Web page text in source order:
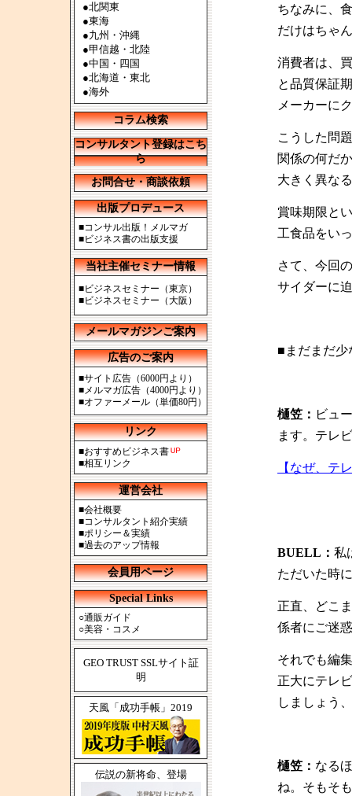
●北関東
●東海
●九州・沖縄
●甲信越・北陸
●中国・四国
●北海道・東北
●海外
コラム検索
コンサルタント登録はこち
ら
お問合せ・商談依頼
出版プロデュース
■コンサル出版！メルマガ
■ビジネス書の出版支援
当社主催セミナー情報
■ビジネスセミナー（東京）
■ビジネスセミナー（大阪）
メールマガジンご案内
広告のご案内
■サイト広告（6000円より）
■メルマガ広告（4000円より）
■オファーメール（単価80円）
リンク
■おすすめビジネス書
■相互リンク
運営会社
■会社概要
■コンサルタント紹介実績
■ポリシー＆実績
■過去のアップ情報
会員用ページ
Special Links
○通販ガイド
○美容・コスメ
GEO TRUST SSLサイト証
明
天風「成功手帳」2019
伝説の新将命、登場
ちなみに、
だけはちゃ
消費者は、
と品質保証
メーカーに
こうした問
関係の何だ
大きく異な
賞味期限と
工食品をい
さて、今回
サイダーに
■まだまだ少
樋笠： ビュ
ます。テレ
【なぜ、テ
BUELL： 私
ただいた時
正直、どこ
係者にご迷
それでも編
正大にテレ
しましょう
樋笠： なる
ね。そもそ